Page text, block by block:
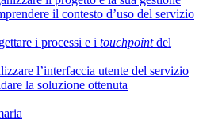
il contesto d’uso del servizio
i processi e i touchpointdel
l’interfaccia utente del servizio
la soluzione ottenuta